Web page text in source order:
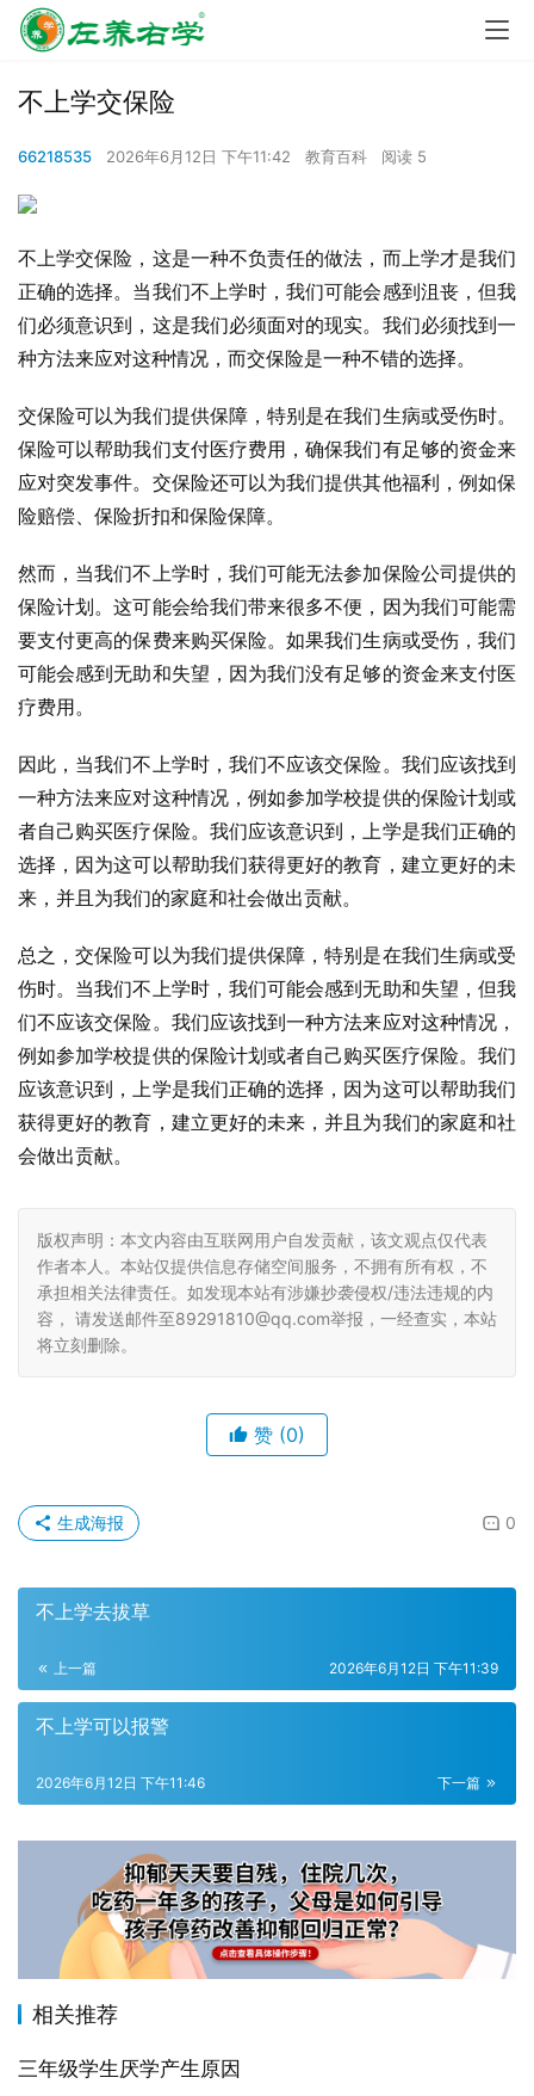
不上学交保险
66218535 2026年6月12日 下午11:42 教育百科 阅读 5
不上学交保险，这是一种不负责任的做法，而上学才是我们
正确的选择。当我们不上学时，我们可能会感到沮丧，但我
们必须意识到，这是我们必须面对的现实。我们必须找到一
种方法来应对这种情况，而交保险是一种不错的选择。
交保险可以为我们提供保障，特别是在我们生病或受伤时。
保险可以帮助我们支付医疗费用，确保我们有足够的资金来
应对突发事件。交保险还可以为我们提供其他福利，例如保
险赔偿、保险折扣和保险保障。
然而，当我们不上学时，我们可能无法参加保险公司提供的
保险计划。这可能会给我们带来很多不便，因为我们可能需
要支付更高的保费来购买保险。如果我们生病或受伤，我们
可能会感到无助和失望，因为我们没有足够的资金来支付医
疗费用。
因此，当我们不上学时，我们不应该交保险。我们应该找到
一种方法来应对这种情况，例如参加学校提供的保险计划或
者自己购买医疗保险。我们应该意识到，上学是我们正确的
选择，因为这可以帮助我们获得更好的教育，建立更好的未
来，并且为我们的家庭和社会做出贡献。
总之，交保险可以为我们提供保障，特别是在我们生病或受
伤时。当我们不上学时，我们可能会感到无助和失望，但我
们不应该交保险。我们应该找到一种方法来应对这种情况，
例如参加学校提供的保险计划或者自己购买医疗保险。我们
应该意识到，上学是我们正确的选择，因为这可以帮助我们
获得更好的教育，建立更好的未来，并且为我们的家庭和社
会做出贡献。
版权声明：本文内容由互联网用户自发贡献，该文观点仅代表
作者本人。本站仅提供信息存储空间服务，不拥有所有权，不
承担相关法律责任。如发现本站有涉嫌抄袭侵权/违法违规的内
容， 请发送邮件至89291810@qq.com举报，一经查实，本站
将立刻删除。
赞 (0)
0
生成海报
不上学去拔草
上一篇 2026年6月12日 下午11:39
不上学可以报警
下一篇
2026年6月12日 下午11:46
相关推荐
三年级学生厌学产生原因